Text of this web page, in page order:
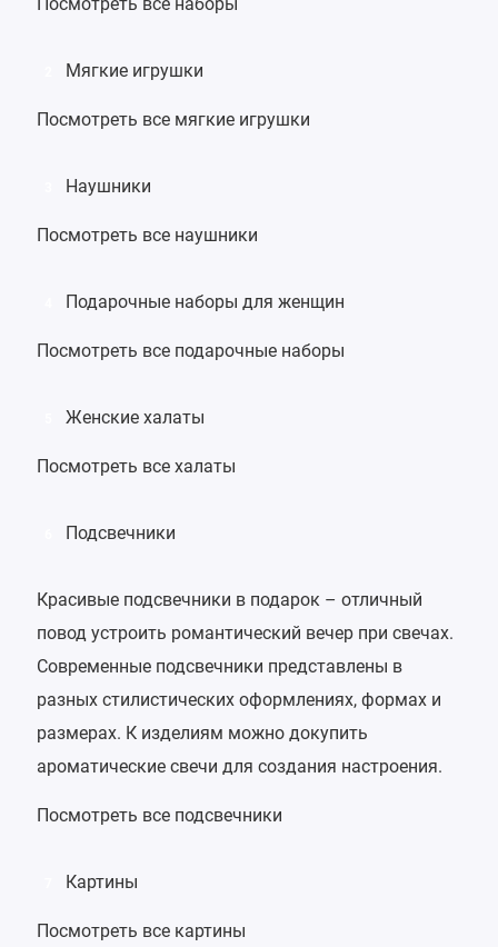
Мягкие игрушки
Посмотреть все мягкие игрушки
Наушники
Посмотреть все наушники
Подарочные наборы для женщин
Посмотреть все подарочные наборы
Женские халаты
Посмотреть все халаты
Подсвечники
Красивые подсвечники в подарок – отличный
повод устроить романтический вечер при свечах.
Современные подсвечники представлены в
разных стилистических оформлениях, формах и
размерах. К изделиям можно докупить
ароматические свечи для создания настроения.
Посмотреть все подсвечники
Картины
Посмотреть все картины